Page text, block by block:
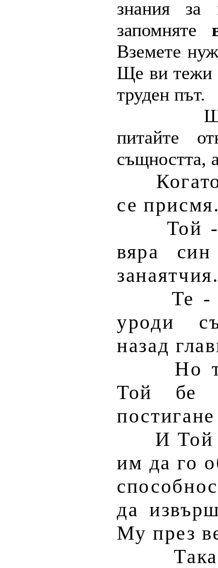
знания за
запомняте
Вземете
Ще ви тежи
труден път.
питайте
същността,
се
Той
вяра
Те -
уроди
назад
Но
Той бе
И Той
им да го
да
Му през